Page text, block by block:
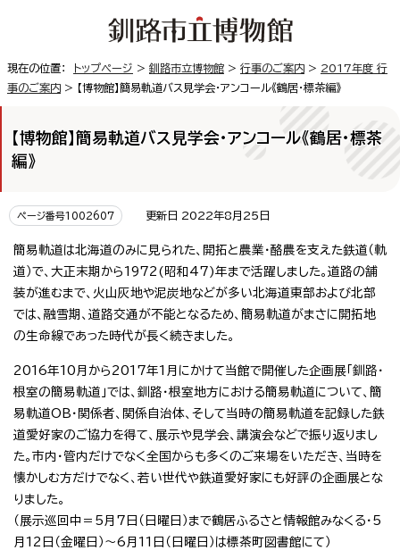
現在の位置： トップページ > 釧路市立博物館 > 行事のご案内 > 2017年度 行
事のご案内 > 【博物館】簡易軌道バス見学会・アンコール《鶴居・標茶編》
【博物館】簡易軌道バス見学会・アンコール《鶴居・標茶
編》
ページ番号1002607 更新日 2022年8月25日
簡易軌道は北海道のみに見られた、開拓と農業・酪農を支えた鉄道（軌
道）で、大正末期から1972(昭和47)年まで活躍しました。道路の舗
装が進むまで、火山灰地や泥炭地などが多い北海道東部および北部
では、融雪期、道路交通が不能となるため、簡易軌道がまさに開拓地
の生命線であった時代が長く続きました。
2016年10月から2017年1月にかけて当館で開催した企画展「釧路・
根室の簡易軌道」では、釧路・根室地方における簡易軌道について、簡
易軌道OB・関係者、関係自治体、そして当時の簡易軌道を記録した鉄
道愛好家のご協力を得て、展示や見学会、講演会などで振り返りまし
た。市内・管内だけでなく全国からも多くのご来場をいただき、当時を
懐かしむ方だけでなく、若い世代や鉄道愛好家にも好評の企画展とな
りました。
（展示巡回中＝5月7日（日曜日）まで鶴居ふるさと情報館みなくる・5
月12日（金曜日）～6月11日（日曜日）は標茶町図書館にて）